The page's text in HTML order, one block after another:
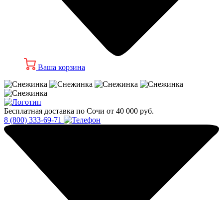
Ваша корзина
Бесплатная доставка по Сочи от 40 000 руб.
8 (800) 333-69-71